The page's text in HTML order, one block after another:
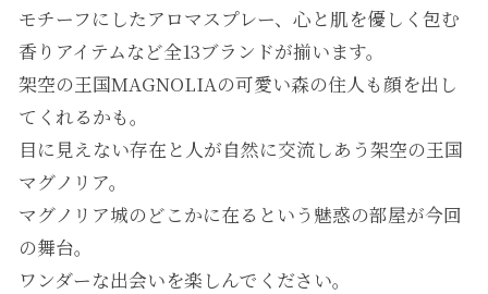
モチーフにしたアロマスプレー、心と肌を優しく包む
香りアイテムなど全13ブランドが揃います。
架空の王国MAGNOLIAの可愛い森の住人も顔を出し
てくれるかも。
目に見えない存在と人が自然に交流しあう架空の王国
マグノリア。
マグノリア城のどこかに在るという魅惑の部屋が今回
の舞台。
ワンダーな出会いを楽しんでください。